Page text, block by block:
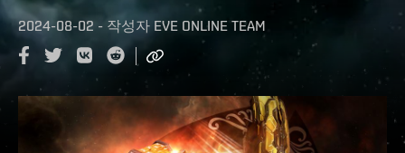
2024-08-02 - 작성자 EVE ONLINE TEAM